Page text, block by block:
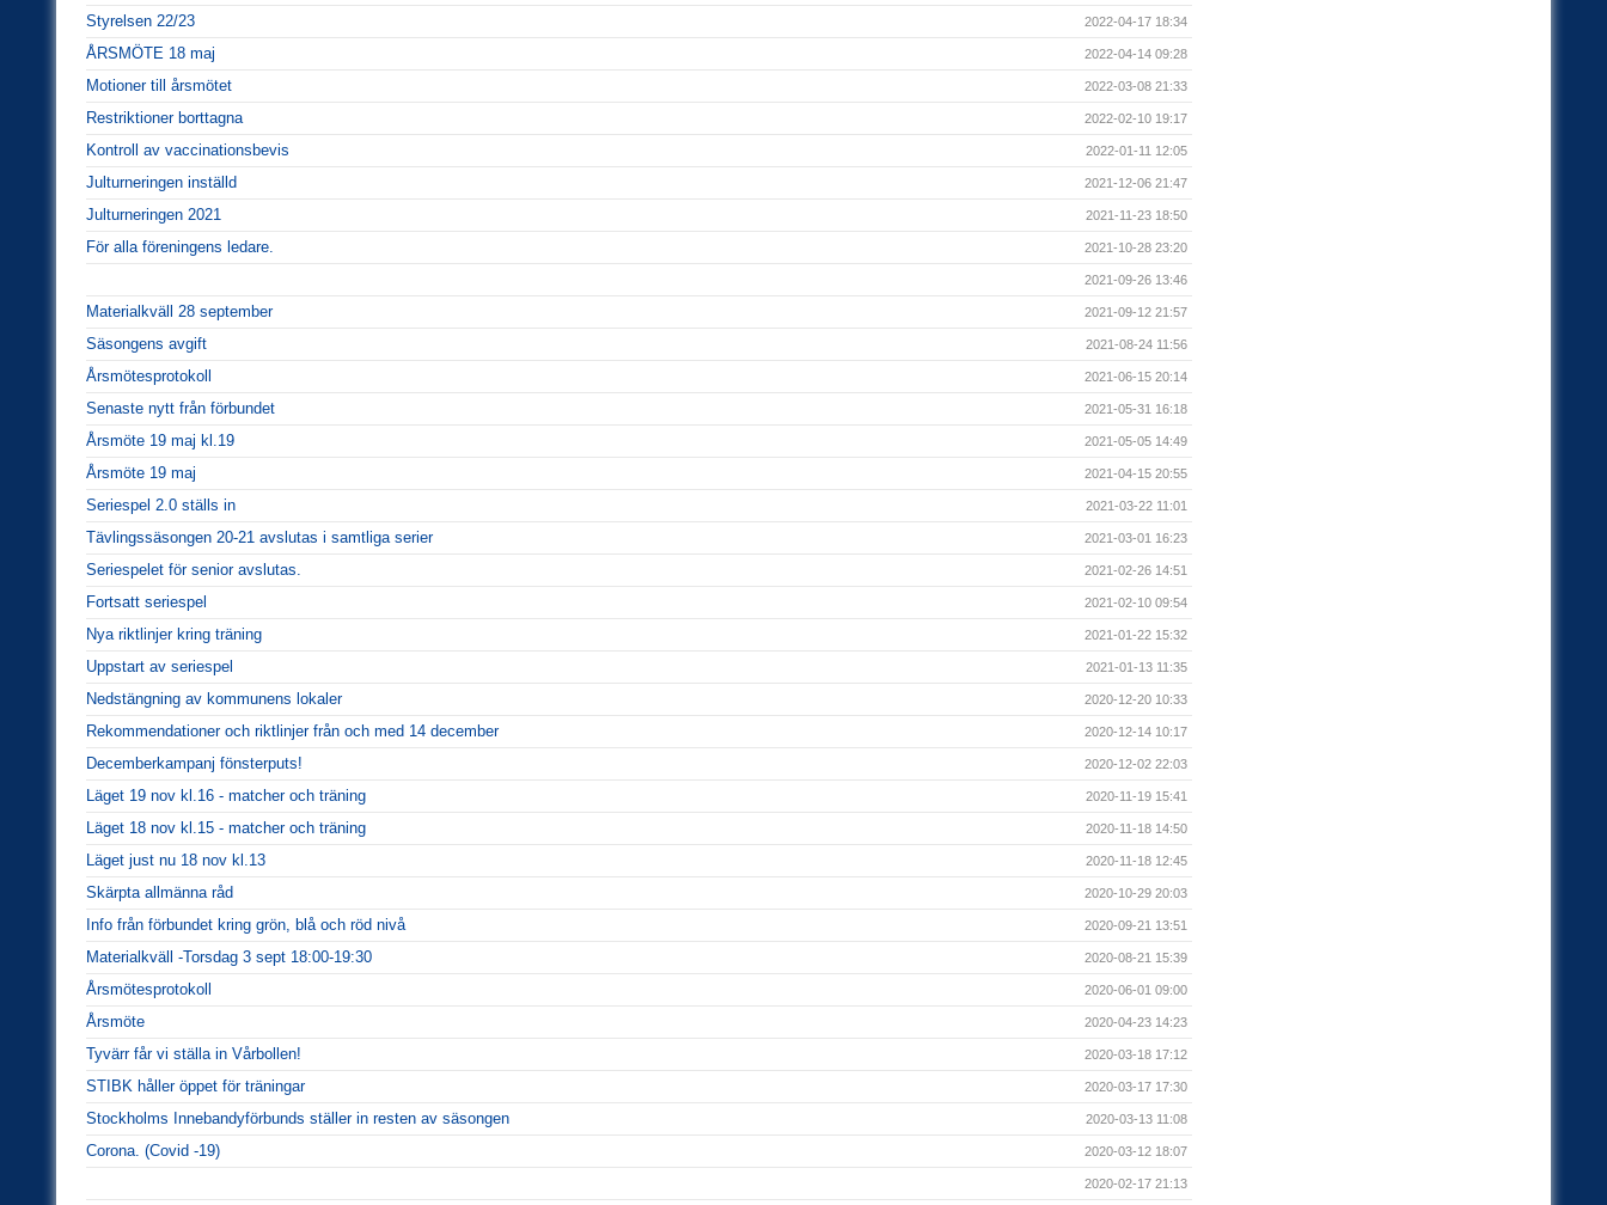
Styrelsen 22/23 2022-04-17 18:34
ÅRSMÖTE 18 maj 2022-04-14 09:28
Motioner till årsmötet 2022-03-08 21:33
Restriktioner borttagna 2022-02-10 19:17
Kontroll av vaccinationsbevis 2022-01-11 12:05
Julturneringen inställd 2021-12-06 21:47
Julturneringen 2021 2021-11-23 18:50
För alla föreningens ledare. 2021-10-28 23:20
2021-09-26 13:46
Materialkväll 28 september 2021-09-12 21:57
Säsongens avgift 2021-08-24 11:56
Årsmötesprotokoll 2021-06-15 20:14
Senaste nytt från förbundet 2021-05-31 16:18
Årsmöte 19 maj kl.19 2021-05-05 14:49
Årsmöte 19 maj 2021-04-15 20:55
Seriespel 2.0 ställs in 2021-03-22 11:01
Tävlingssäsongen 20-21 avslutas i samtliga serier 2021-03-01 16:23
Seriespelet för senior avslutas. 2021-02-26 14:51
Fortsatt seriespel 2021-02-10 09:54
Nya riktlinjer kring träning 2021-01-22 15:32
Uppstart av seriespel 2021-01-13 11:35
Nedstängning av kommunens lokaler 2020-12-20 10:33
Rekommendationer och riktlinjer från och med 14 december 2020-12-14 10:17
Decemberkampanj fönsterputs! 2020-12-02 22:03
Läget 19 nov kl.16 - matcher och träning 2020-11-19 15:41
Läget 18 nov kl.15 - matcher och träning 2020-11-18 14:50
Läget just nu 18 nov kl.13 2020-11-18 12:45
Skärpta allmänna råd 2020-10-29 20:03
Info från förbundet kring grön, blå och röd nivå 2020-09-21 13:51
Materialkväll -Torsdag 3 sept 18:00-19:30 2020-08-21 15:39
Årsmötesprotokoll 2020-06-01 09:00
Årsmöte 2020-04-23 14:23
Tyvärr får vi ställa in Vårbollen! 2020-03-18 17:12
STIBK håller öppet för träningar 2020-03-17 17:30
Stockholms Innebandyförbunds ställer in resten av säsongen 2020-03-13 11:08
Corona. (Covid -19) 2020-03-12 18:07
2020-02-17 21:13